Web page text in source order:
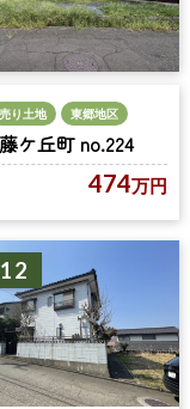
売り土地 東郷地区
ケ丘町 no.224
474万円